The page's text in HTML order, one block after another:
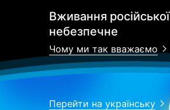
Вживання російської
небезпечне
Чому ми так вважаємо
Перейти на українську